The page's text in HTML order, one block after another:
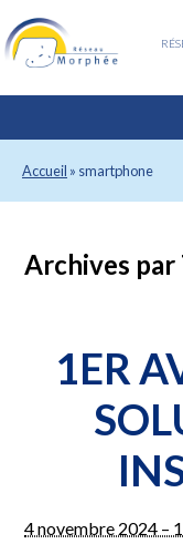
Accueil » smartphone
Archives par
1ER
4 novembre 2024 –